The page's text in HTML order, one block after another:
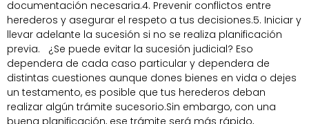
documentación necesaria.4. Prevenir conflictos entre
herederos y asegurar el respeto a tus decisiones.5. Iniciar y
llevar adelante la sucesión si no se realiza planificación
previa. ¿Se puede evitar la sucesión judicial? Eso
dependera de cada caso particular y dependera de
distintas cuestiones aunque dones bienes en vida o dejes
un testamento, es posible que tus herederos deban
realizar algún trámite sucesorio.Sin embargo, con una